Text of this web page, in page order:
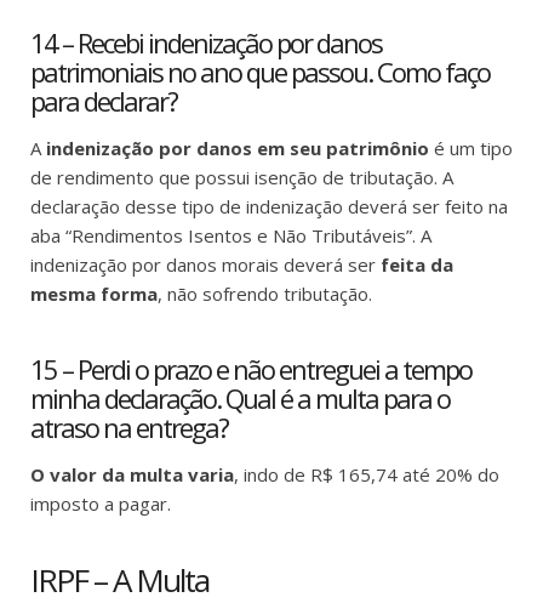
14 – Recebi indenização por danos
patrimoniais no ano que passou. Como faço
para declarar?
A indenização por danos em seu patrimônio é um tipo
de rendimento que possui isenção de tributação. A
declaração desse tipo de indenização deverá ser feito na
aba “Rendimentos Isentos e Não Tributáveis”. A
indenização por danos morais deverá ser feita da
mesma forma, não sofrendo tributação.
15 – Perdi o prazo e não entreguei a tempo
minha declaração. Qual é a multa para o
atraso na entrega?
O valor da multa varia, indo de R$ 165,74 até 20% do
imposto a pagar.
IRPF – A Multa